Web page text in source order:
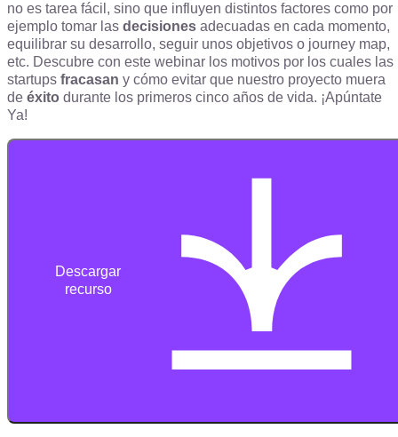
no es tarea fácil, sino que influyen distintos factores como por
ejemplo tomar las decisiones adecuadas en cada momento,
equilibrar su desarrollo, seguir unos objetivos o journey map,
etc. Descubre con este webinar los motivos por los cuales las
startups fracasan y cómo evitar que nuestro proyecto muera
de éxito durante los primeros cinco años de vida. ¡Apúntate
Ya!
Descargar
recurso